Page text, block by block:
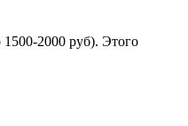
2000 руб). Этого